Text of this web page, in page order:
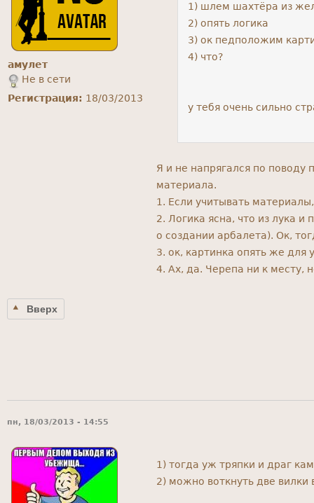
амулет
Не в сети
Регистрация: 18/03/2013
1) шлем шахтёра из
2) опять логика
3) ок педположим
4) что?
у тебя очень сильно
Я и не напрягался по
материала.
1. Если учитывать
2. Логика ясна, что из лука
о создании арбалета). Ок,
3. ок, картинка опять же для
4. Ах, да. Черепа ни к месту,
Вверх
пн, 18/03/2013 - 14:55
1) тогда уж тряпки и драг
2) можно воткнуть две вилки